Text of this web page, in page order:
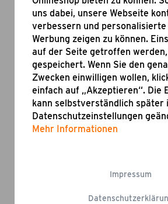
uns dabei, unsere Webseite
verbessern und personalisierte
Werbung zeigen zu können.
auf der Seite getroffen
gespeichert. Wenn Sie den
Zwecken einwilligen wollen,
einfach auf „Akzeptieren“. Die
kann selbstverständlich später
Datenschutzeinstellungen
Mehr Informationen
Impressum